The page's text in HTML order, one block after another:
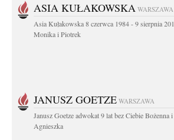
ASIA KUŁAKOWSKA WARSZAWA
Asia Kułakowska 8 czerwca 1984 - 9 sierpnia
Monika i Piotrek
JANUSZ GOETZE WARSZAWA
Janusz Goetze adwokat 9 lat bez Ciebie Bożenna i
Agnieszka